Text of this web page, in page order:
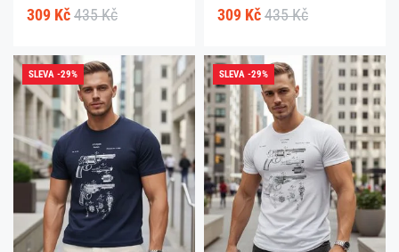
309 Kč 435 Kč 309 Kč 435 Kč
SLEVA -29% SLEVA -29%